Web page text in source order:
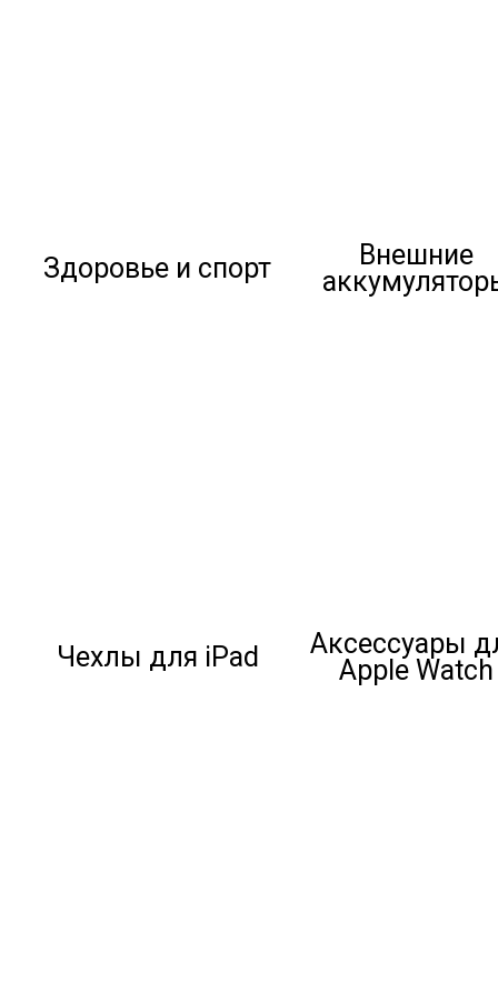
Здоровье и спорт
Внешние
Чехлы для iPad
Аксессуары
Apple Watch